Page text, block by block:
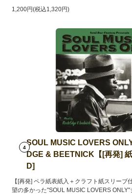
1,200円(税込1,320円)
4
SOUL MUSIC LOVERS
DGE & BEETNICK【[再発]
D]
【[再発] ペラ紙表紙入＋クラフト紙スリー
望の多かった"SOUL MUSIC LOVERS